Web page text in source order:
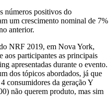
números positivos do
um crescimento nominal de 7%
anterior.
NRF 2019, em Nova York,
participantes as principais
apresentadas durante o evento.
dos tópicos abordados, já que
consumidores da geração Y
não querem produto, mas sim